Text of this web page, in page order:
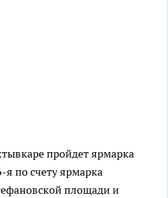
пройдет ярмарка
я по счету ярмарка
площади и